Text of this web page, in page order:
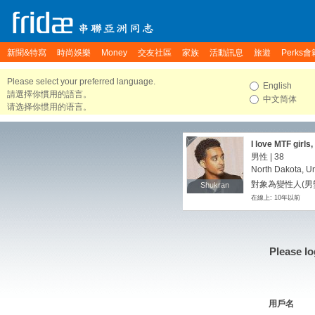
新聞&特寫 時尚娛樂 Money 交友社區 家族 活動訊息 旅遊 Perks會
Please select your preferred language.
請選擇你慣用的語言。
请选择你惯用的语言。
English
中文简体
Shukran
Shukran
I love MTF
男性 | 38
North Dakota,
對象為變性人(
在線上: 10年以前
Please
用戶名